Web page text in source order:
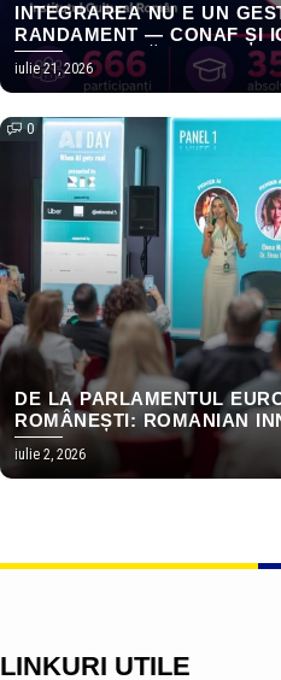
INTEGRAREA NU E UN
RANDAMENT — CONAF ȘI
REZULTATE MĂSURABILE
EMPOWERING HOPE
iulie 21, 2026
0
DE LA PARLAMENTUL
ROMÂNEȘTI: ROMANIAN
CONSTRUIT PRIMUL
IMPLEMENTARE AI
iulie 2, 2026
LINKURI UTILE